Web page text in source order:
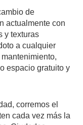
de
actualmente con
y texturas
a cualquier
espacio gratuito y
corremos el
cada vez más la